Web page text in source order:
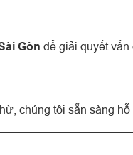
Gòn để giải quyết
chúng tôi sẵn sàng hỗ